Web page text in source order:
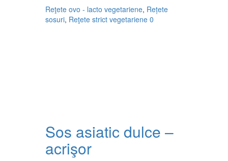
Reţete ovo - lacto vegetariene, Rețete
sosuri, Reţete strict vegetariene 0
Sos asiatic dulce –
acrişor